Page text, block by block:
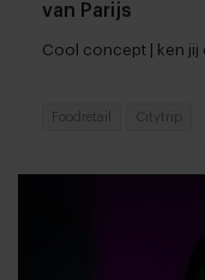
van Parijs
Cool concept | ken jij
Foodretail Citytrip